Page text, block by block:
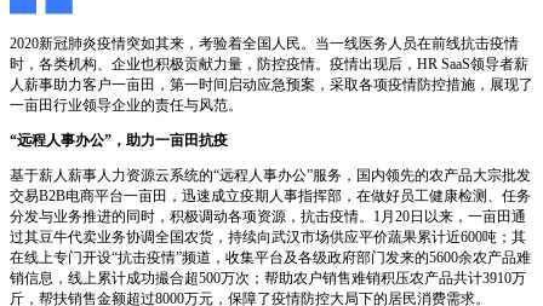
2020新冠肺炎疫情突如其来，考验着全国人民。当一线医务人员在前线抗击疫情
时，各类机构、企业也积极贡献力量，防控疫情。疫情出现后，HR SaaS领导者薪
人薪事助力客户一亩田，第一时间启动应急预案，采取各项疫情防控措施，展现了
一亩田行业领导企业的责任与风范。
“远程人事办公”，助力一亩田抗疫
基于薪人薪事人力资源云系统的“远程人事办公”服务，国内领先的农产品大宗批发
交易B2B电商平台一亩田，迅速成立疫期人事指挥部，在做好员工健康检测、任务
分发与业务推进的同时，积极调动各项资源，抗击疫情。1月20日以来，一亩田通
过其豆牛代卖业务协调全国农货，持续向武汉市场供应平价蔬果累计近600吨；其
在线上专门开设“抗击疫情”频道，收集平台及各级政府部门发来的5600余农产品难
销信息，线上累计成功撮合超500万次；帮助农户销售难销积压农产品共计3910万
斤，帮扶销售金额超过8000万元，保障了疫情防控大局下的居民消费需求。